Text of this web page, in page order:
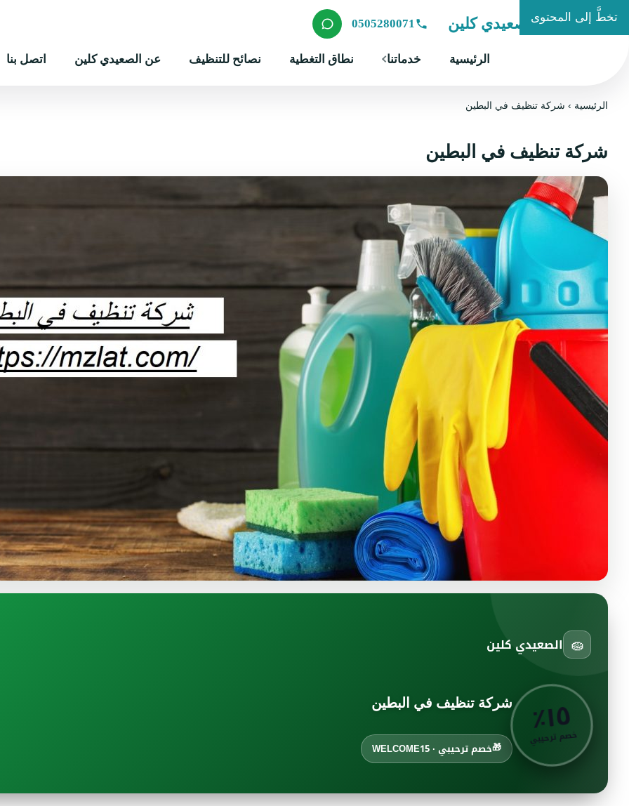
تخطَّ إلى المحتوى
شركة الصعيدي كلين
الرئيسية خدماتنا نطاق التغطية نصائح للتنظيف عن الصعيدي كلين اتصل بنا
0505280071
الرئيسية › شركة تنظيف في البطين
شركة تنظيف في البطين
🧽 الصعيدي كلين
١٥
٪
خصم ترحيبي
شركة تنظيف في البطين
🎁خصم ترحيبي · WELCOME15